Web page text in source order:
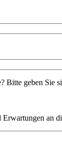
Bitte geben Sie
an